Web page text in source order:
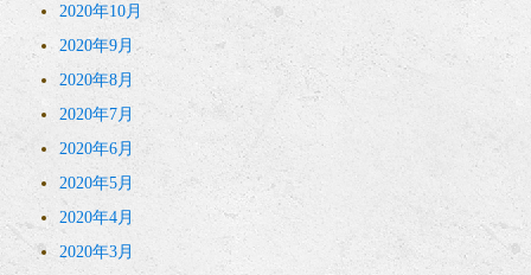
2020年10月
2020年9月
2020年8月
2020年7月
2020年6月
2020年5月
2020年4月
2020年3月